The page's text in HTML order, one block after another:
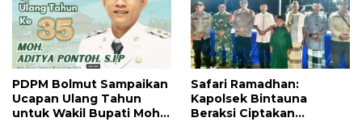
PDPM Bolmut Sampaikan
Ucapan Ulang Tahun
untuk Wakil Bupati Moh.
Safari Ramadhan:
Kapolsek Bintauna
Beraksi Ciptakan